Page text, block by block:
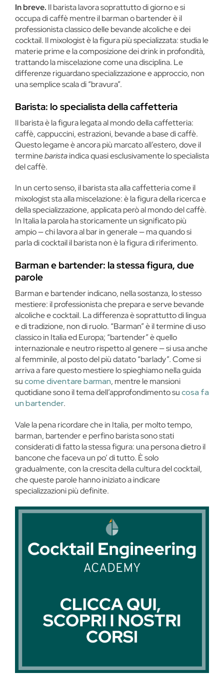
In breve. Il barista lavora soprattutto di giorno e si
occupa di caffè mentre il barman o bartender è il
professionista classico delle bevande alcoliche e dei
cocktail. Il mixologist è la figura più specializzata: studia le
materie prime e la composizione dei drink in profondità,
trattando la miscelazione come una disciplina. Le
differenze riguardano specializzazione e approccio, non
una semplice scala di “bravura”.
Barista: lo specialista della caffetteria
Il barista è la figura legata al mondo della caffetteria:
caffè, cappuccini, estrazioni, bevande a base di caffè.
Questo legame è ancora più marcato all’estero, dove il
terminebaristaindica quasi esclusivamente lo specialista
del caffè.
In un certo senso, il barista sta alla caffetteria come il
mixologist sta alla miscelazione: è la figura della ricerca e
della specializzazione, applicata però al mondo del caffè.
In Italia la parola ha storicamente un significato più
ampio — chi lavora al bar in generale — ma quando si
parla di cocktail il barista non è la figura di riferimento.
Barman e bartender: la stessa figura, due
parole
Barman e bartender indicano, nella sostanza, lo stesso
mestiere: il professionista che prepara e serve bevande
alcoliche e cocktail. La differenza è soprattutto di lingua
e di tradizione, non di ruolo. “Barman” è il termine di uso
classico in Italia ed Europa; “bartender” è quello
internazionale e neutro rispetto al genere — si usa anche
al femminile, al posto del più datato “barlady”. Come si
arriva a fare questo mestiere lo spieghiamo nella guida
sucome diventare barman, mentre le mansioni
quotidiane sono il tema dell’approfondimento sucosa fa
un bartender.
Vale la pena ricordare che in Italia, per molto tempo,
barman, bartender e perfino barista sono stati
considerati di fatto la stessa figura: una persona dietro il
bancone che faceva un po’ di tutto. È solo
gradualmente, con la crescita della cultura del cocktail,
che queste parole hanno iniziato a indicare
specializzazioni più definite.